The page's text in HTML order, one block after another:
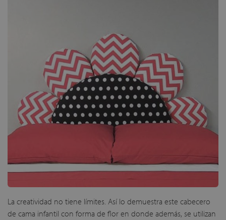
La creatividad no tiene límites. Así lo demuestra este cabecero
de cama infantil con forma de flor en donde además, se utilizan